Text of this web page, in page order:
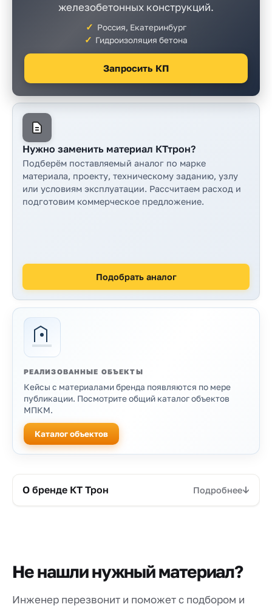
Проектировщикам
Калькуляторы
Контакты
800
550-
03-
железобетонных конструкций.
Россия, Екатеринбург
Гидроизоляция бетона
Запросить КП
Нужно заменить материал КТтрон?
Подберём поставляемый аналог по марке
материала, проекту, техническому заданию, узлу
или условиям эксплуатации. Рассчитаем расход и
подготовим коммерческое предложение.
Подобрать аналог
РЕАЛИЗОВАННЫЕ ОБЪЕКТЫ
Кейсы с материалами бренда появляются по мере
публикации. Посмотрите общий каталог объектов
МПКМ.
Каталог объектов
Продукция бренда
О бренде КТ Трон Подробнее
Не нашли нужный материал?
Инженер перезвонит и поможет с подбором и